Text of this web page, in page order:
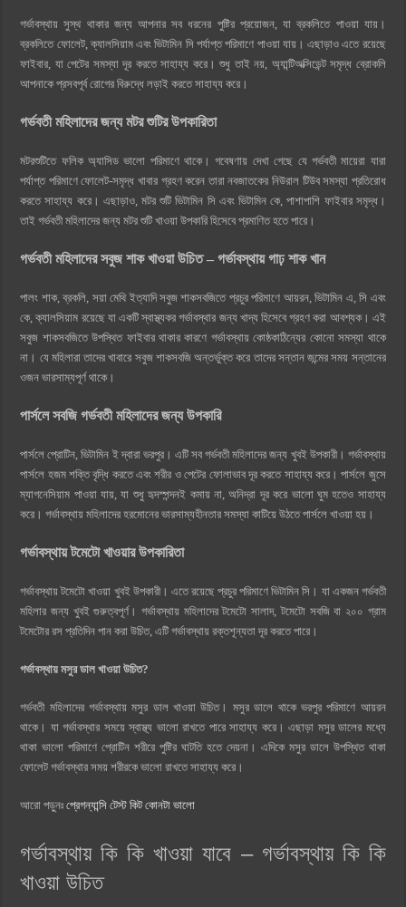
গর্ভাবস্থায় সুস্থ থাকার জন্য আপনার সব ধরনের পুষ্টির প্রয়োজন, যা ব্রকলিতে পাওয়া যায়।
ব্রকলিতে ফোলেট, ক্যালসিয়াম এবং ভিটামিন সি পর্যাপ্ত পরিমাণে পাওয়া যায়। এছাড়াও এতে রয়েছে
ফাইবার, যা পেটের সমস্যা দূর করতে সাহায্য করে। শুধু তাই নয়, অ্যান্টিঅক্সিডেন্ট সমৃদ্ধ ব্রোকলি
আপনাকে প্রসবপূর্ব রোগের বিরুদ্ধে লড়াই করতে সাহায্য করে।
গর্ভবতী মহিলাদের জন্য মটর শুটির উপকারিতা
মটরশুটিতে ফলিক অ্যাসিড ভালো পরিমাণে থাকে। গবেষণায় দেখা গেছে যে গর্ভবতী মায়েরা যারা
পর্যাপ্ত পরিমাণে ফোলেট-সমৃদ্ধ খাবার গ্রহণ করেন তারা নবজাতকের নিউরাল টিউব সমস্যা প্রতিরোধ
করতে সাহায্য করে। এছাড়াও, মটর শুটি ভিটামিন সি এবং ভিটামিন কে, পাশাপাশি ফাইবার সমৃদ্ধ।
তাই গর্ভবতী মহিলাদের জন্য মটর শুটি খাওয়া উপকারি হিসেবে প্রমাণিত হতে পারে।
গর্ভবতী মহিলাদের সবুজ শাক খাওয়া উচিত – গর্ভাবস্থায় গাঢ় শাক খান
পালং শাক, ব্রকলি, সয়া মেথি ইত্যাদি সবুজ শাকসবজিতে প্রচুর পরিমাণে আয়রন, ভিটামিন এ, সি এবং
কে, ক্যালসিয়াম রয়েছে যা একটি স্বাস্থ্যকর গর্ভাবস্থার জন্য খাদ্য হিসেবে গ্রহণ করা আবশ্যক। এই
সবুজ শাকসবজিতে উপস্থিত ফাইবার থাকার কারণে গর্ভাবস্থায় কোষ্ঠকাঠিন্যের কোনো সমস্যা থাকে
না। যে মহিলারা তাদের খাবারে সবুজ শাকসবজি অন্তর্ভুক্ত করে তাদের সন্তান জন্মের সময় সন্তানের
ওজন ভারসাম্যপূর্ণ থাকে।
পার্সলে সবজি গর্ভবতী মহিলাদের জন্য উপকারি
পার্সলে প্রোটিন, ভিটামিন ই দ্বারা ভরপুর। এটি সব গর্ভবতী মহিলাদের জন্য খুবই উপকারী। গর্ভাবস্থায়
পার্সলে হজম শক্তি বৃদ্ধি করতে এবং শরীর ও পেটের ফোলাভাব দূর করতে সাহায্য করে। পার্সলে জুসে
ম্যাগনেসিয়াম পাওয়া যায়, যা শুধু হৃদস্পন্দনই কমায় না, অনিদ্রা দূর করে ভালো ঘুম হতেও সাহায্য
করে। গর্ভাবস্থায় মহিলাদের হরমোনের ভারসাম্যহীনতার সমস্যা কাটিয়ে উঠতে পার্সলে খাওয়া হয়।
গর্ভাবস্থায় টমেটো খাওয়ার উপকারিতা
গর্ভাবস্থায় টমেটো খাওয়া খুবই উপকারী। এতে রয়েছে প্রচুর পরিমাণে ভিটামিন সি। যা একজন গর্ভবতী
মহিলার জন্য খুবই গুরুত্বপূর্ণ। গর্ভাবস্থায় মহিলাদের টমেটো সালাদ, টমেটো সবজি বা ২০০ গ্রাম
টমেটোর রস প্রতিদিন পান করা উচিত, এটি গর্ভাবস্থায় রক্তশূন্যতা দূর করতে পারে।
গর্ভাবস্থায় মসুর ডাল খাওয়া উচিত?
গর্ভবতী মহিলাদের গর্ভাবস্থায় মসুর ডাল খাওয়া উচিত। মসুর ডালে থাকে ভরপুর পরিমাণে আয়রন
থাকে। যা গর্ভাবস্থার সময়ে স্বাস্থ্য ভালো রাখতে পারে সাহায্য করে। এছাড়া মসুর ডালের মধ্যে
থাকা ভালো পরিমাণে প্রোটিন শরীরে পুষ্টির ঘাটতি হতে দেয়না। এদিকে মসুর ডালে উপস্থিত থাকা
ফোলেট গর্ভাবস্থার সময় শরীরকে ভালো রাখতে সাহায্য করে।
আরো পড়ুনঃপ্রেগন্যান্সি টেস্ট কিট কোনটা ভালো
গর্ভাবস্থায় কি কি খাওয়া যাবে – গর্ভাবস্থায় কি কি
খাওয়া উচিত